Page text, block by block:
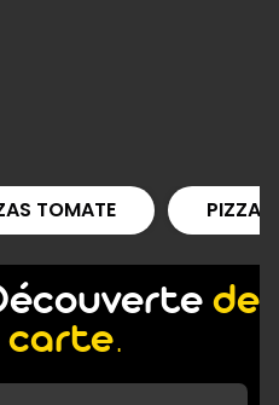
TOMATE PIZZAS
de
carte.